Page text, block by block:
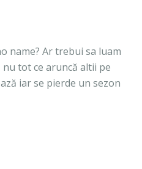
name? Ar trebui sa luam
tot ce aruncă altii pe
iar se pierde un sezon